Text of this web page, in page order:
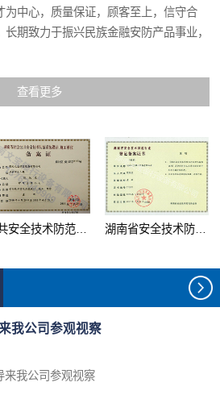
为中心，质量保证，顾客至上，信守合
长期致力于振兴民族金融安防产品事业，
查看更多
公共安全技术防范系统... 湖南省安全技术防范行...
我公司参观视察
我公司参观视察